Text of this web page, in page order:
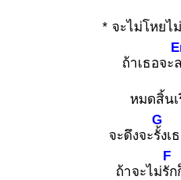
* จะไม่โหยไ
ถ้าเธอจะ
หมดสิ้นเ
จะดึงจะรั้ง
G
เ
ถ้าจะไม่รัก
F